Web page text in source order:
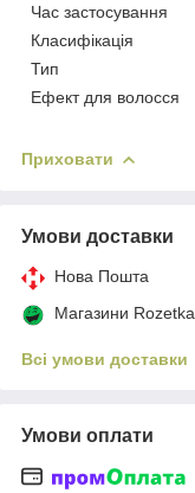
Час застосування
Класифікація
Тип
Ефект для волосся
Приховати
Умови доставки
Нова Пошта
Магазини Rozetka
Всі умови доставки
Умови оплати